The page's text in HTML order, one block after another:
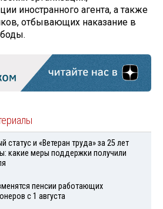
иностранного агента, а также
отбывающих наказание в
статус и «Ветеран труда» за 25 лет
какие меры поддержки получили
пенсии работающих
с 1 августа